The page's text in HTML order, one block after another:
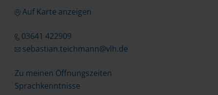
Auf Karte anzeigen
03641 422909
sebastian.teichmann@vlh.de
Zu meinen Öffnungszeiten
Sprachkenntnisse